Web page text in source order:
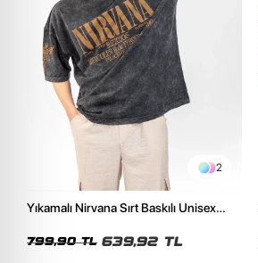
2
Yıkamalı Nirvana Sırt Baskılı Unisex
799,90 TL 639,92 TL